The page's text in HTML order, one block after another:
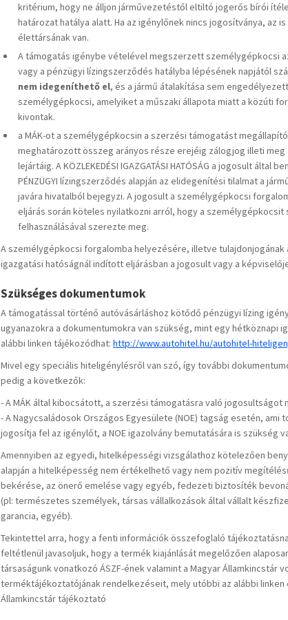
kritérium, hogy ne álljon járművezetéstől eltiltó jogerős bírói
határozat hatálya alatt. Ha az igénylőnek nincs jogosítványa, az
élettársának van.
A támogatás igénybe vételével megszerzett személygépkocsi
vagy a pénzügyi lízingszerződés hatályba lépésének napjától
nem idegeníthető el, és a jármű átalakítása sem
személygépkocsi, amelyiket a műszaki állapota miatt a közúti
kivontak.
a MÁK-ot a személygépkocsin a szerzési támogatást
meghatározott összeg arányos része erejéig zálogjog illeti
lejártáig. A KÖZLEKEDÉSI IGAZGATÁSI HATÓSÁG a jogosult által
PÉNZÜGYI lízingszerződés alapján az elidegenítési tilalmat a
javára hivatalból bejegyzi. A jogosult a személygépkocsi
eljárás során köteles nyilatkozni arról, hogy a személygépkocsit
felhasználásával szerezte meg.
A személygépkocsi forgalomba helyezésére, illetve tulajdonjogának
igazgatási hatóságnál indított eljárásban a jogosult vagy a
Szükséges dokumentumok
A támogatással történő autóvásárláshoz kötődő pénzügyi lízing
ugyanazokra a dokumentumokra van szükség, mint egy hétköznapi
alábbi linken tájékozódhat: http://www.autohitel.hu/autohitel-
Mivel egy speciális hiteligénylésről van szó, így további
pedig a következők:
- A MÁK által kibocsátott, a szerzési támogatásra való jogosultságot
- A Nagycsaládosok Országos Egyesülete (NOE) tagság esetén, ami
jogosítja fel az igénylőt, a NOE igazolvány bemutatására is szükség
Amennyiben az egyedi, hitelképességi vizsgálathoz kötelezően
alapján a hitelképesség nem értékelhető vagy nem pozitív
bekérése, az önerő emelése vagy egyéb, fedezeti biztosíték
(pl: természetes személyek, társas vállalkozások által vállalt
garancia, egyéb).
Tekintettel arra, hogy a fenti információk összefoglaló
feltétlenül javasoljuk, hogy a termék kiajánlását megelőzően
társaságunk vonatkozó ÁSZF-ének valamint a Magyar Államkincstár
terméktájékoztatójának rendelkezéseit, mely utóbbi az alábbi linken
Államkincstár tájékoztató